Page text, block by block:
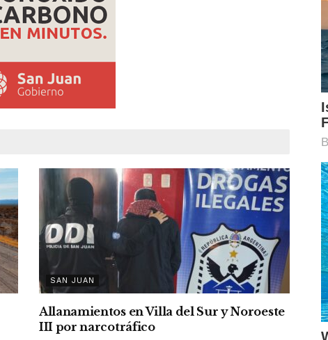
SAN JUAN
Allanamientos en Villa del Sur y Noroeste
III por narcotráfico